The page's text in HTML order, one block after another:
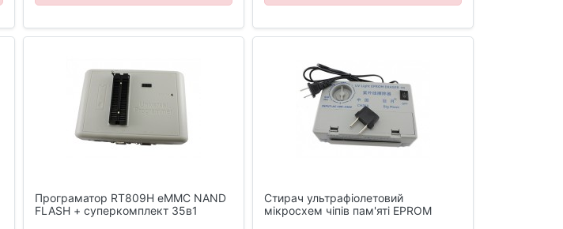
Програматор RT809H eMMC NAND
FLASH + суперкомплект 35в1
Стирач ультрафіолетовий
мікросхем чіпів пам'яті EPROM